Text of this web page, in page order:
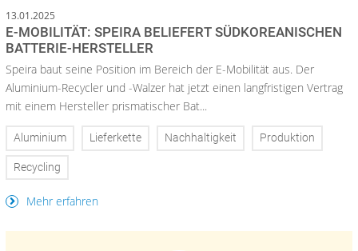
13.01.2025
E-MOBILITÄT: SPEIRA BELIEFERT SÜDKOREANISCHEN
BATTERIE-HERSTELLER
Speira baut seine Position im Bereich der E-Mobilität aus. Der
Aluminium-Recycler und -Walzer hat jetzt einen langfristigen Vertrag
mit einem Hersteller prismatischer Bat...
Aluminium Lieferkette Nachhaltigkeit Produktion
Recycling
Mehr erfahren